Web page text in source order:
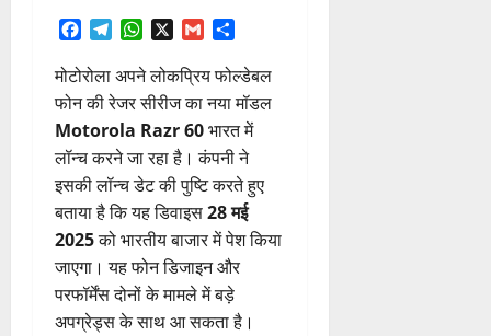
Facebook
TelegramWhatsAppGmail
मोटोरोला अपने लोकप्रिय फोल्डेबल
फोन की रेजर सीरीज का नया मॉडल
Motorola Razr 60भारत में
लॉन्च करने जा रहा है। कंपनी ने
इसकी लॉन्च डेट की पुष्टि करते हुए
बताया है कि यह डिवाइस28 मई
2025को भारतीय बाजार में पेश किया
जाएगा। यह फोन डिजाइन और
परफॉर्मेंस दोनों के मामले में बड़े
अपग्रेड्स के साथ आ सकता है।